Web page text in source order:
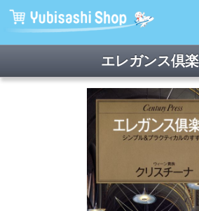
エレガンス倶